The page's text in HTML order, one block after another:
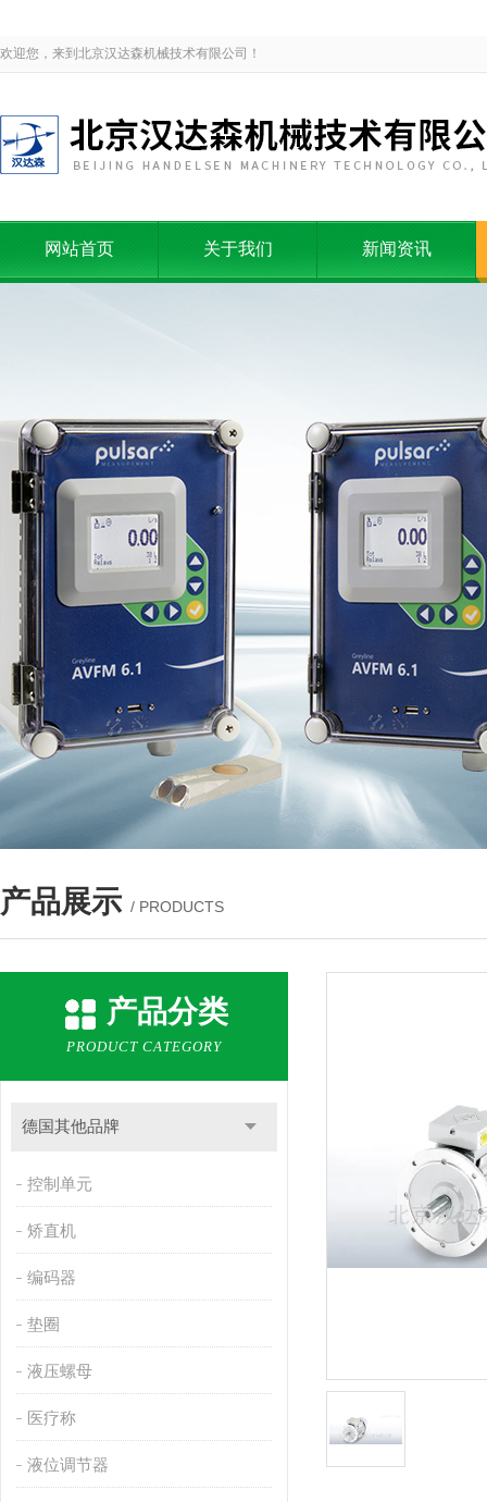
欢迎您，来到北京汉达森机械技术有限公司！
网站首页 关于我们 新闻资讯
产品展示 / PRODUCTS
产品分类
PRODUCT CATEGORY
德国其他品牌
控制单元
矫直机
编码器
垫圈
液压螺母
医疗称
液位调节器